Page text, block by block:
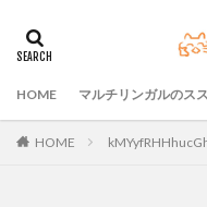
HOME マルチリンガルのス
HOME
タグ
PC準備
プログラ